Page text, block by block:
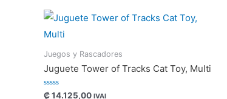
Juegos y Rascadores
Juguete Tower of Tracks Cat Toy, Multi
Valorado
₡14.125,00 IVAI